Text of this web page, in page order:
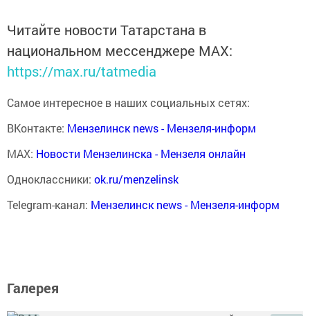
Читайте новости Татарстана в
национальном мессенджере MАХ:
https://max.ru/tatmedia
Самое интересное в наших социальных сетях:
ВКонтакте: Мензелинск news - Мензеля-информ
MAX: Новости Мензелинска - Мензеля онлайн
Одноклассники: ok.ru/menzelinsk
Telegram-канал: Мензелинск news - Мензеля-информ
Галерея